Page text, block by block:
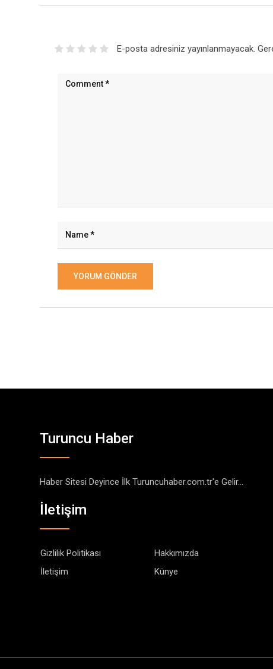
E-posta adresiniz yayınlanmayacak.
Turuncu Haber
Haber Sitesi Deyince İlk Turuncuhaber.com.tr'e Gelir...
İletişim
Gizlilik Politikası
Hakkımızda
İletişim
Künye